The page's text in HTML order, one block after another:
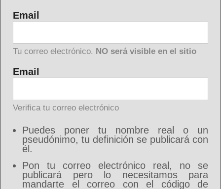
Email
Tu correo electrónico. NO será visible en el sitio
Email
Verifica tu correo electrónico
Puedes poner tu nombre real o un
pseudónimo, tu definición se publicará con
él.
Pon tu correo electrónico real, no se
publicará pero lo necesitamos para
mandarte el correo con el código de